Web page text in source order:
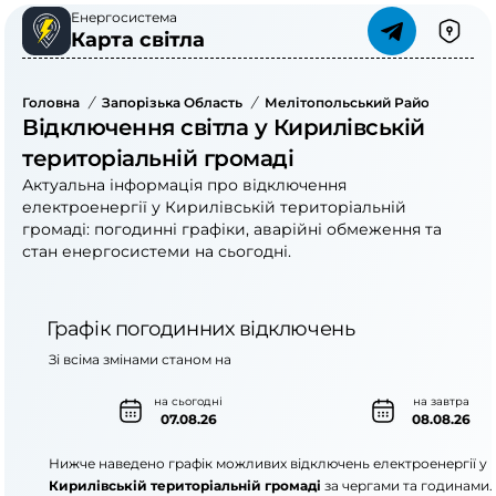
Енергосистема
Карта світла
Головна / Запорізька Область / Мелітопольський Район
Відключення світла у Кирилівській
територіальній громаді
Актуальна інформація про відключення
електроенергії у Кирилівській територіальній
громаді: погодинні графіки, аварійні обмеження та
стан енергосистеми на сьогодні.
Графік погодинних відключень
на сьогодні
07.08.26
на завтра
08.08.26
Зі всіма змінами станом на
Нижче наведено графік можливих відключень електроенергії у
Кирилівській територіальній громаді за чергами та годинами.